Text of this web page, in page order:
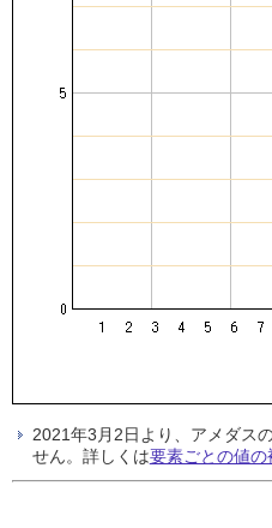
2021年3月2日より、アメダス
せん。詳しくは要素ごとの値の